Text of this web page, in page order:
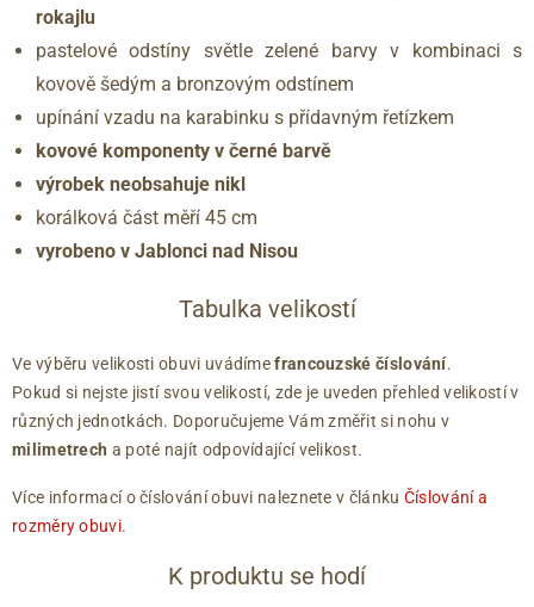
rokajlu
pastelové odstíny světle zelené barvy v kombinaci s
kovově šedým a bronzovým odstínem
upínání vzadu na karabinku s přídavným řetízkem
kovové komponenty v černé barvě
výrobek neobsahuje nikl
korálková část měří 45 cm
vyrobeno v Jablonci nad Nisou
Tabulka velikostí
Ve výběru velikosti obuvi uvádímefrancouzské číslování.
Pokud si nejste jistí svou velikostí, zde je uveden přehled velikostí v
různých jednotkách. Doporučujeme Vám změřit si nohu v
milimetrech a poté najít odpovídající velikost.
Více informací o číslování obuvi naleznete v článku Číslování a
rozměry obuvi.
K produktu se hodí